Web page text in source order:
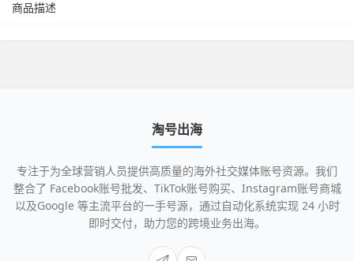
商品描述
淘号出海
专注于为全球营销人员提供高质量的海外社交媒体账号资源。我们
整合了 Facebook账号批发、TikTok账号购买、Instagram账号商城
以及Google 等主流平台的一手号源，通过自动化系统实现 24 小时
即时交付，助力您的跨境业务出海。